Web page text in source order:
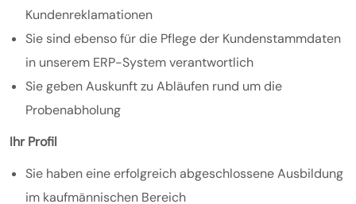
Kundenreklamationen
Sie sind ebenso für die Pflege der Kundenstammdaten
in unserem ERP-System verantwortlich
Sie geben Auskunft zu Abläufen rund um die
Probenabholung
Ihr Profil
Sie haben eine erfolgreich abgeschlossene Ausbildung
im kaufmännischen Bereich